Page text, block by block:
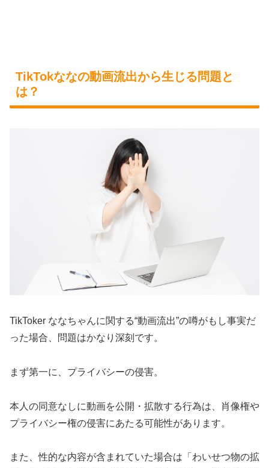
TikTokななの動画流出から生じる問題と
は？
TikToker ななちゃんに関する“動画流出”の噂がもし事実だ
った場合、問題はかなり深刻です。
まず第一に、プライバシーの侵害。
本人の同意なしに動画を公開・拡散する行為は、肖像権や
プライバシー権の侵害にあたる可能性があります。
また、性的な内容が含まれていた場合は「わいせつ物の拡